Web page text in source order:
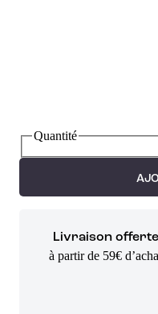
Quantité
Livraison offerte
à partir de 59€